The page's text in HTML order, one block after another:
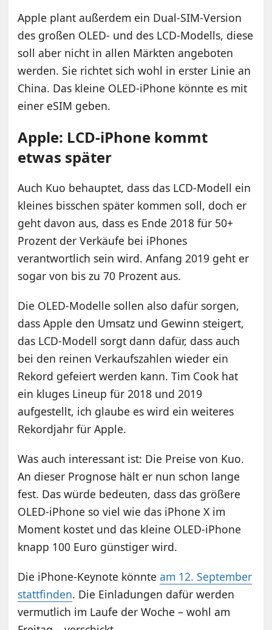
Apple plant außerdem ein Dual-SIM-Version
des großen OLED- und des LCD-Modells, diese
soll aber nicht in allen Märkten angeboten
werden. Sie richtet sich wohl in erster Linie an
China. Das kleine OLED-iPhone könnte es mit
einer eSIM geben.
Apple: LCD-iPhone kommt
etwas später
Auch Kuo behauptet, dass das LCD-Modell ein
kleines bisschen später kommen soll, doch er
geht davon aus, dass es Ende 2018 für 50+
Prozent der Verkäufe bei iPhones
verantwortlich sein wird. Anfang 2019 geht er
sogar von bis zu 70 Prozent aus.
Die OLED-Modelle sollen also dafür sorgen,
dass Apple den Umsatz und Gewinn steigert,
das LCD-Modell sorgt dann dafür, dass auch
bei den reinen Verkaufszahlen wieder ein
Rekord gefeiert werden kann. Tim Cook hat
ein kluges Lineup für 2018 und 2019
aufgestellt, ich glaube es wird ein weiteres
Rekordjahr für Apple.
Was auch interessant ist: Die Preise von Kuo.
An dieser Prognose hält er nun schon lange
fest. Das würde bedeuten, dass das größere
OLED-iPhone so viel wie das iPhone X im
Moment kostet und das kleine OLED-iPhone
knapp 100 Euro günstiger wird.
Die iPhone-Keynote könnteam 12. September
stattfinden. Die Einladungen dafür werden
vermutlich im Laufe der Woche – wohl am